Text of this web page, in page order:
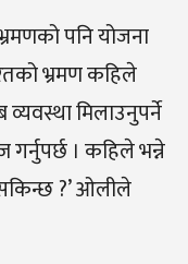
पनि योजना
भ्रमण कहिले
मिलाउनुपर्ने
। कहिले भन्ने
?’ ओलीले